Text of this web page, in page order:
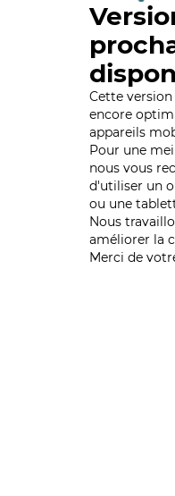
Cette version
encore
appareils
Pour une
nous vous
d'utiliser un
ou une
Nous
améliorer la
Merci de